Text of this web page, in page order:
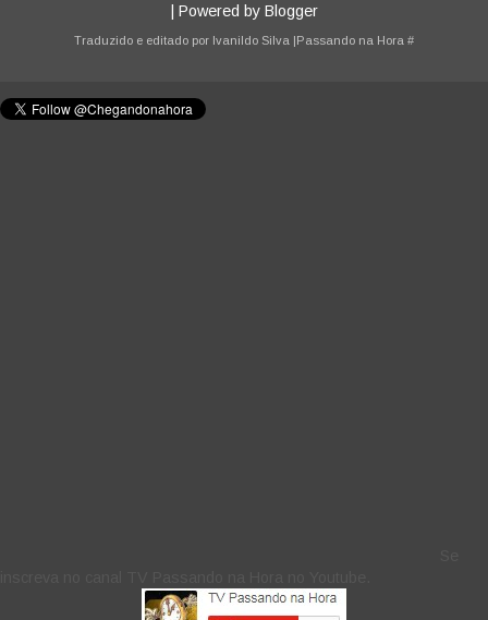
| Powered by Blogger
Traduzido e editado por Ivanildo Silva |Passando na Hora #